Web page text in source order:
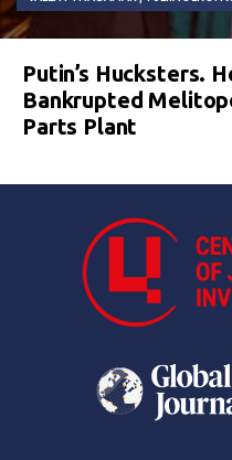
Putin’s Hucksters.
Bankrupted
Parts Plant